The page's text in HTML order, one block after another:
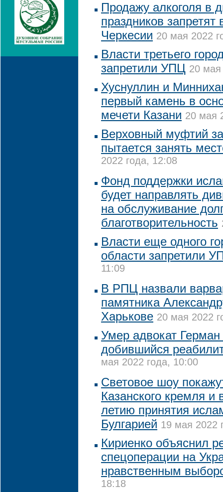
Продажу алкоголя в
праздников запретят
Черкесии 20 мая 2022
Власти третьего
запретили УПЦ 20 мая
Хуснуллин и
первый камень в
мечети Казани 20 мая
Верховный муфтий
пытается занять
2022 года, 12:08
Фонд поддержки
будет направлять
на обслуживание
благотворительность
Власти еще одного
области запретили
11:09
В РПЦ назвали
памятника
Харькове 20 мая 2022
Умер адвокат
добившийся
мая 2022 года, 10:00
Световое шоу
Казанского кремля и
летию принятия
Булгарией 19 мая 2022
Кириенко объяснил
спецоперации на
нравственным
18:18